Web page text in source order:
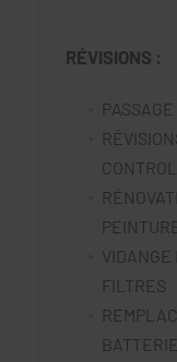
RÉVISIONS :
VIDANGE
FILTRES